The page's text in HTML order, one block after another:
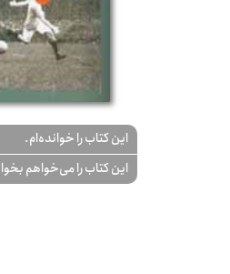
این کتاب را خوانده‌ام.
این کتاب را می‌خواهم